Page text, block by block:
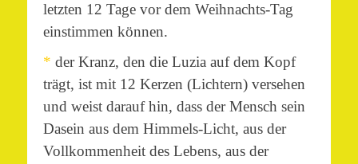
letzten 12 Tage vor dem Weihnachts-Tag
einstimmen können.
* der Kranz, den die Luzia auf dem Kopf
trägt, ist mit 12 Kerzen (Lichtern) versehen
und weist darauf hin, dass der Mensch sein
Dasein aus dem Himmels-Licht, aus der
Vollkommenheit des Lebens, aus der